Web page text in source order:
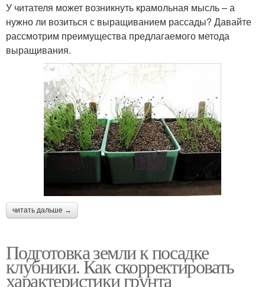
У читателя может возникнуть крамольная мысль – а
нужно ли возиться с выращиванием рассады? Давайте
рассмотрим преимущества предлагаемого метода
выращивания.
читать дальше →
Подготовка земли к посадке
клубники. Как скорректировать
характеристики грунта